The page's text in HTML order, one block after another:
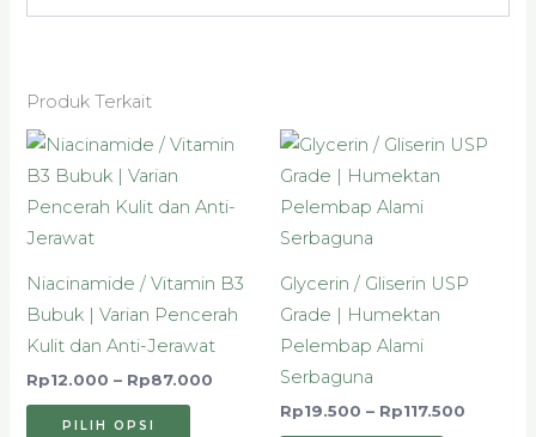
Produk Terkait
Niacinamide / Vitamin B3
Bubuk | Varian Pencerah
Kulit dan Anti-Jerawat
Rp12.000 – Rp87.000
Rentang
Rp12.000
hingga
Rp87.000
PILIH OPSI
Produk
memiliki
diambil
Glycerin / Gliserin USP
Grade | Humektan
Pelembap Alami
Serbaguna
Rp19.500 – Rp117.500
Produk
di